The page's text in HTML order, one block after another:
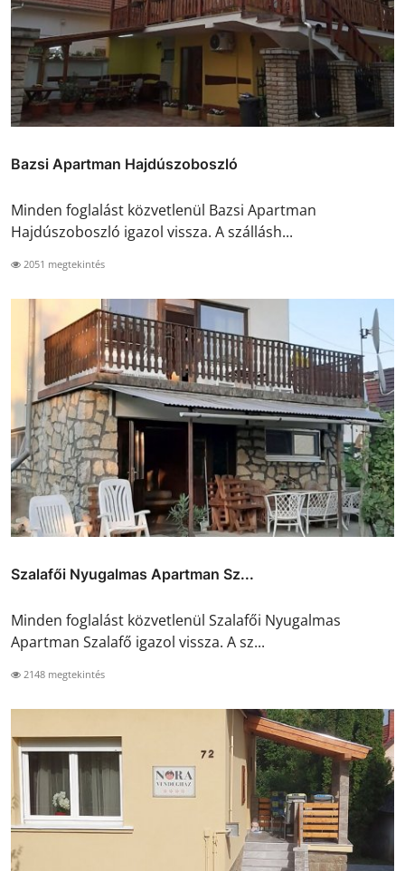
Bazsi Apartman Hajdúszoboszló
Minden foglalást közvetlenül Bazsi Apartman
Hajdúszoboszló igazol vissza. A szállásh...
2051 megtekintés
Szalafői Nyugalmas Apartman Sz...
Minden foglalást közvetlenül Szalafői Nyugalmas
Apartman Szalafő igazol vissza. A sz...
2148 megtekintés